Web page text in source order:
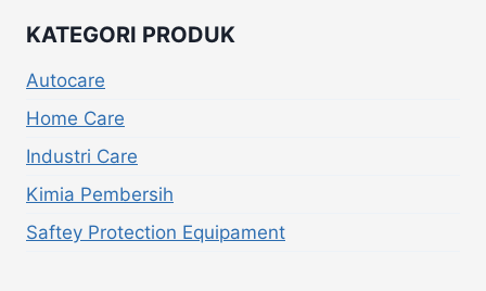
KATEGORI PRODUK
Autocare
Home Care
Industri Care
Kimia Pembersih
Saftey Protection Equipament